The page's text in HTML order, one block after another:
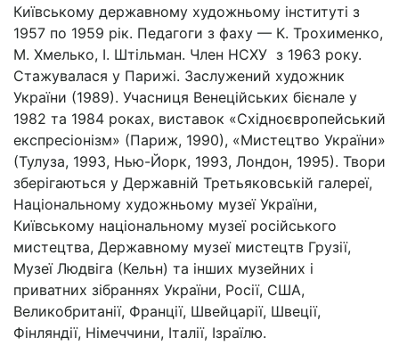
Київському державному художньому інституті з
1957 по 1959 рік. Педагоги з фаху — К. Трохименко,
М. Хмелько, І. Штільман. Член НСХУ з 1963 року.
Стажувалася у Парижі. Заслужений художник
України (1989). Учасниця Венеційських бієнале у
1982 та 1984 роках, виставок «Східноєвропейський
експресіонізм» (Париж, 1990), «Мистецтво України»
(Тулуза, 1993, Нью-Йорк, 1993, Лондон, 1995). Твори
зберігаються у Державній Третьяковській галереї,
Національному художньому музеї України,
Київському національному музеї російського
мистецтва, Державному музеї мистецтв Грузії,
Музеї Людвіга (Кельн) та інших музейних і
приватних зібраннях України, Росії, США,
Великобританії, Франції, Швейцарії, Швеції,
Фінляндії, Німеччини, Італії, Ізраїлю.